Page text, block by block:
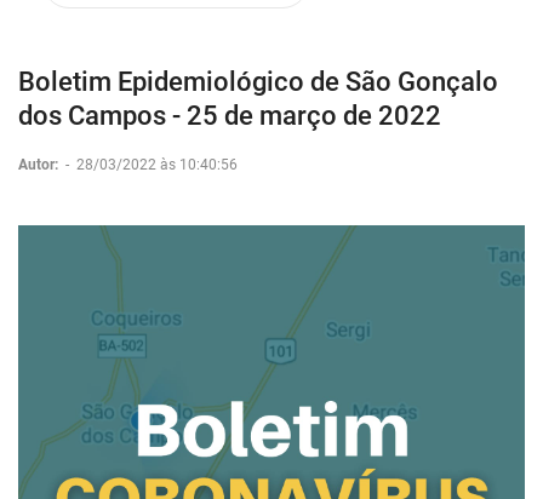
Boletim Epidemiológico de São Gonçalo
dos Campos - 25 de março de 2022
Autor: - 28/03/2022 às 10:40:56